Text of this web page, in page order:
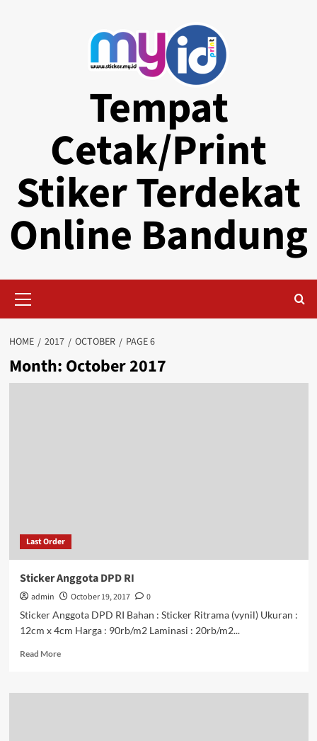
Tempat
Cetak/Print
Stiker Terdekat
Online Bandung
Menu
HOME 2017 OCTOBER PAGE 6
Month: October 2017
Last Order
Sticker Anggota DPD RI
admin October 19, 2017
0
Sticker Anggota DPD RI Bahan : Sticker Ritrama (vynil) Ukuran :
12cm x 4cm Harga : 90rb/m2 Laminasi : 20rb/m2...
Read MoreRead
Sticker